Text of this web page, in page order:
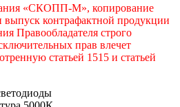
«СКОПП-М», копирование
контрафактной продукции
Правообладателя строго
прав влечет
статьей 1515 и статьей